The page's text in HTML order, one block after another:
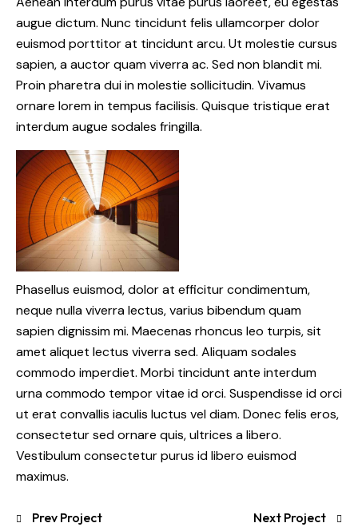
augue dictum. Nunc tincidunt felis ullamcorper dolor
euismod porttitor at tincidunt arcu. Ut molestie cursus
sapien, a auctor quam viverra ac. Sed non blandit mi.
Proin pharetra dui in molestie sollicitudin. Vivamus
ornare lorem in tempus facilisis. Quisque tristique erat
interdum augue sodales fringilla.
Phasellus euismod, dolor at efficitur condimentum,
neque nulla viverra lectus, varius bibendum quam
sapien dignissim mi. Maecenas rhoncus leo turpis, sit
amet aliquet lectus viverra sed. Aliquam sodales
commodo imperdiet. Morbi tincidunt ante interdum
urna commodo tempor vitae id orci. Suspendisse id orci
ut erat convallis iaculis luctus vel diam. Donec felis eros,
consectetur sed ornare quis, ultrices a libero.
Vestibulum consectetur purus id libero euismod
maximus.
Prev Project Next Project